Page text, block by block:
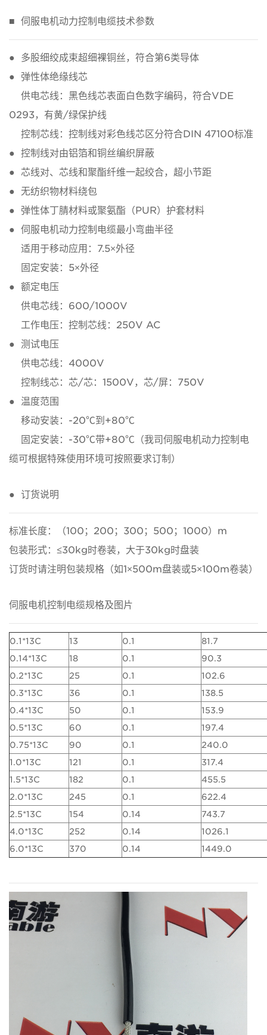
■ 伺服电机动力控制电缆技术参数
● 多股细绞成束超细裸铜丝，符合第6类导体
● 弹性体绝缘线芯
供电芯线：黑色线芯表面白色数字编码，符合VDE
0293，有黄/绿保护线
控制芯线：控制线对彩色线芯区分符合DIN 47100标准
● 控制线对由铝箔和铜丝编织屏蔽
● 芯线对、芯线和聚酯纤维一起绞合，超小节距
● 无纺织物材料绕包
● 弹性体丁腈材料或聚氨酯（PUR）护套材料
● 伺服电机动力控制电缆最小弯曲半径
适用于移动应用：7.5×外径
固定安装：5×外径
● 额定电压
供电芯线：600/1000V
工作电压：控制芯线：250V AC
● 测试电压
供电芯线：4000V
控制线芯：芯/芯：1500V，芯/屏：750V
● 温度范围
移动安装：-20℃到+80℃
固定安装：-30℃带+80℃（我司伺服电机动力控制电
缆可根据特殊使用环境可按照要求订制）
● 订货说明
标准长度：（100；200；300；500；1000）m
包装形式：≤30kg时卷装，大于30kg时盘装
订货时请注明包装规格（如1×500m盘装或5×100m卷装）
伺服电机控制电缆规格及图片
0.1*13C 13 0.1
81.7
0.14*13C
18 0.1
90.3
0.2*13C
25 0.1
102.6
0.3*13C
36 0.1
138.5
0.4*13C
50 0.1
153.9
0.5*13C
60 0.1
197.4
0.75*13C
90 0.1
240.0
1.0*13C
121 0.1
317.4
1.5*13C
182 0.1
455.5
2.0*13C
245 0.1
622.4
2.5*13C
154 0.14
743.7
4.0*13C
252 0.14
1026.1
6.0*13C
370 0.14 1449.0